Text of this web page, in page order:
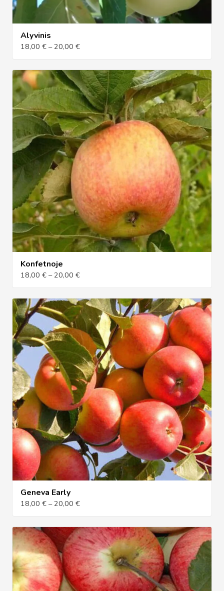
Alyvinis
18,00 € – 20,00 €
Konfetnoje
18,00 € – 20,00 €
Geneva Early
18,00 € – 20,00 €